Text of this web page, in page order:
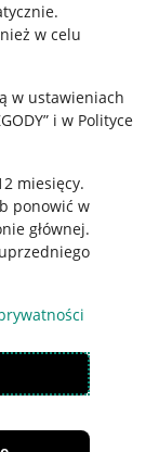
.
w celu
w ustawieniach
i w Polityce
miesięcy.
ponowić w
głównej.